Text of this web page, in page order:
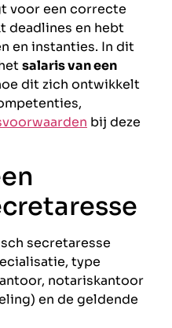
voor een correcte
deadlines en hebt
en instanties. In dit
salaris van een
dit zich ontwikkelt
bij deze
secretaresse
type
notariskantoor
en de geldende